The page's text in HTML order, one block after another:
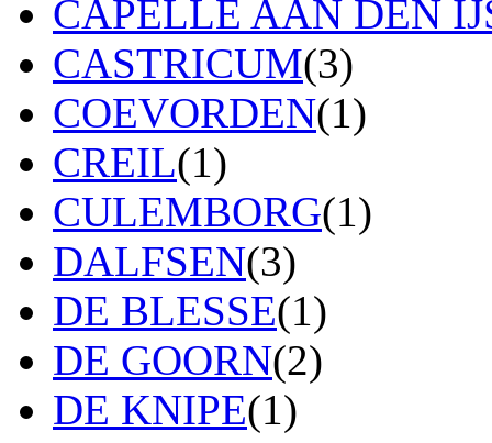
CAPELLE AAN DEN
CASTRICUM(3)
COEVORDEN(1)
CREIL(1)
CULEMBORG(1)
DALFSEN(3)
DE BLESSE(1)
DE GOORN(2)
DE KNIPE(1)